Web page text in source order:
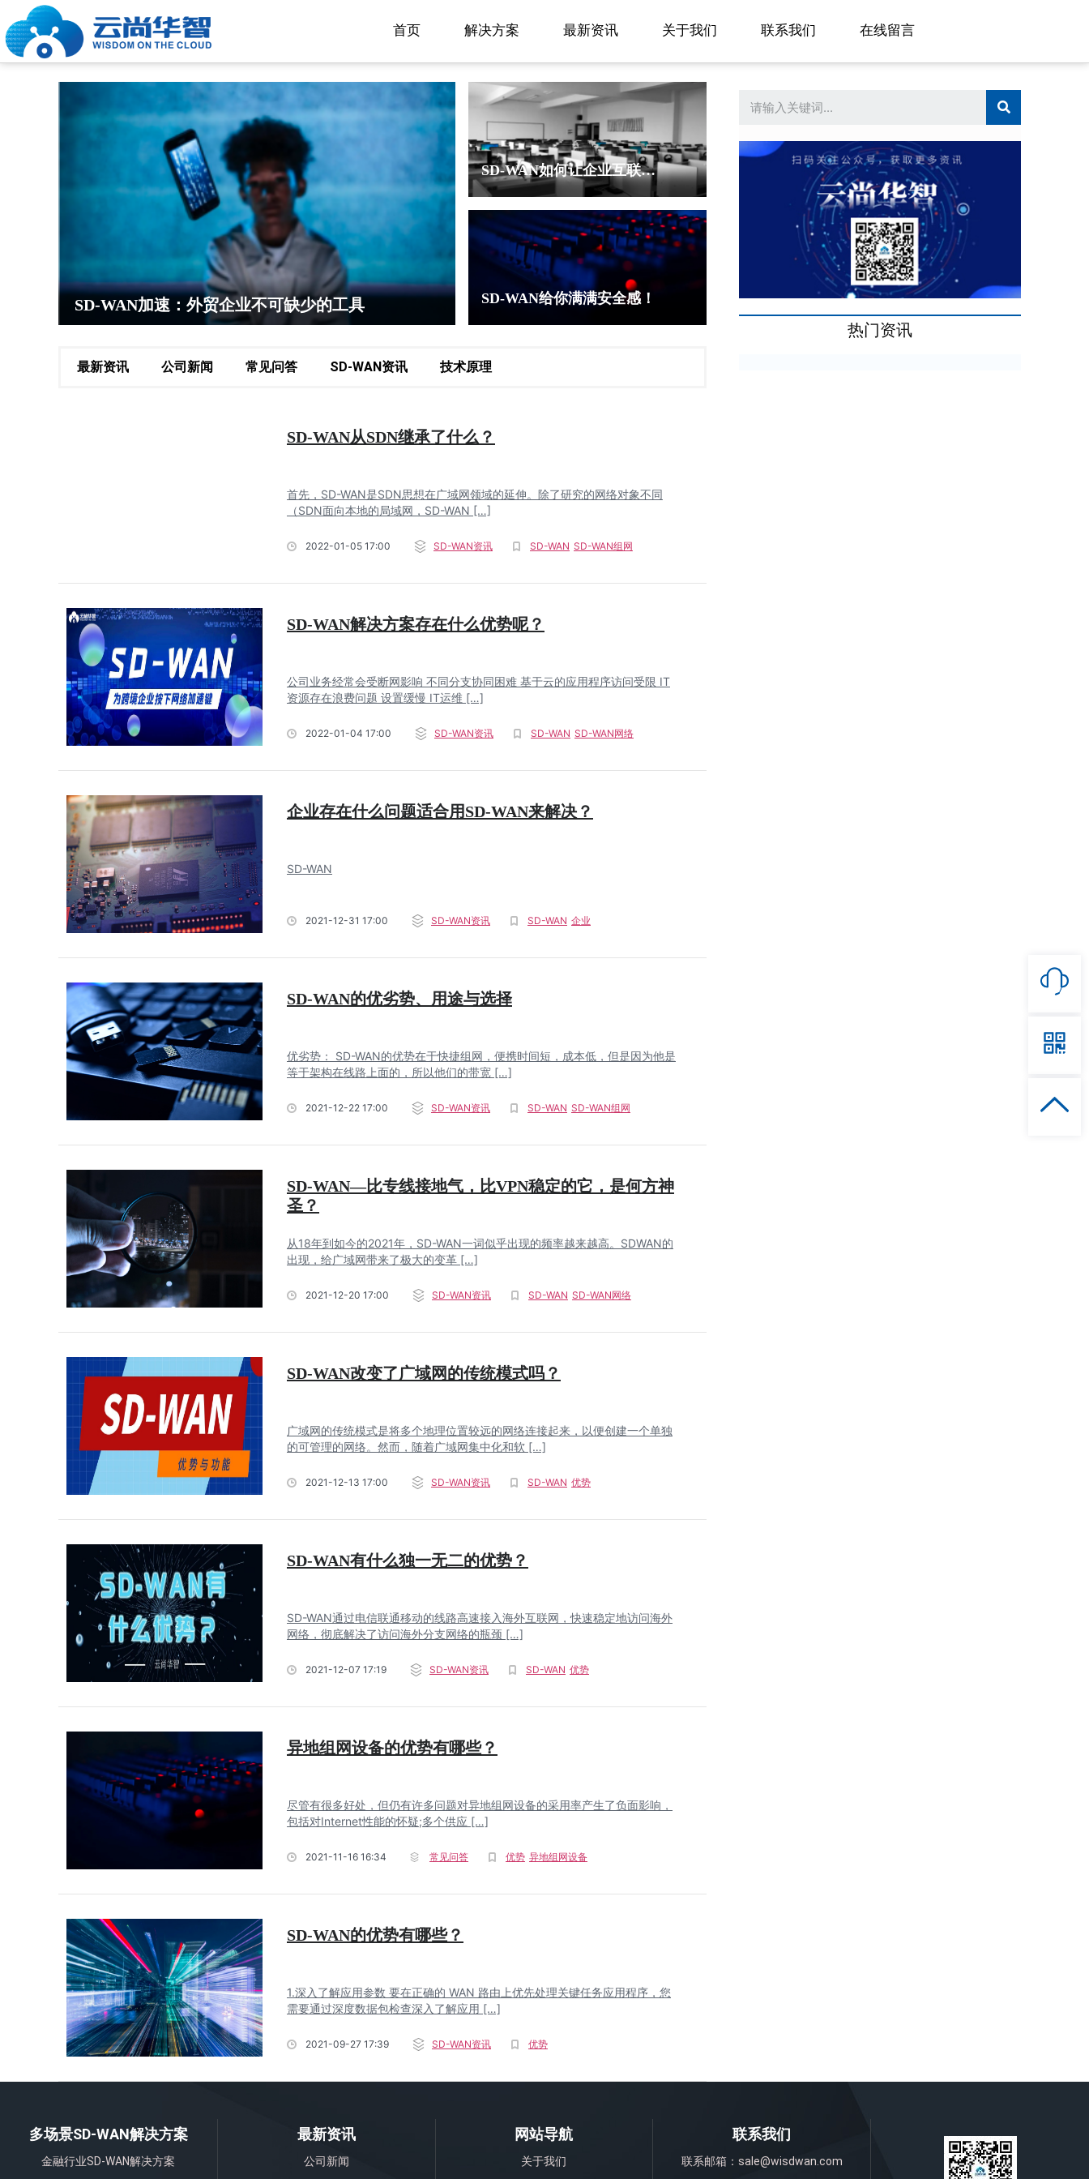
首页 解决方案 最新资讯 关于我们 联系我们 在线留言
SD-WAN加速：外贸企业不可缺少的工具 sd-wan产品的优势有哪些？ 想要轻松实现跨国加速？SD-
SD-WAN如何让企业互联网加速？
SD-WAN给你满满安全感！
最新资讯 公司新闻 常见问答 SD-WAN资讯 技术原理
SD-WAN从SDN继承了什么？
首先，SD-WAN是SDN思想在广域网领域的延伸。除了研究的网络对象不同
（SDN面向本地的局域网，SD-WAN […]
2022-01-05 17:00 SD-WAN资讯 SD-WAN SD-WAN组网
SD-WAN解决方案存在什么优势呢？
公司业务经常会受断网影响 不同分支协同困难 基于云的应用程序访问受限 IT
资源存在浪费问题 设置缓慢 IT运维 […]
2022-01-04 17:00 SD-WAN资讯 SD-WAN SD-WAN网络
企业存在什么问题适合用SD-WAN来解决？
SD-WAN
2021-12-31 17:00 SD-WAN资讯 SD-WAN 企业
SD-WAN的优劣势、用途与选择
优劣势： SD-WAN的优势在于快捷组网，便携时间短，成本低，但是因为他是
等于架构在线路上面的，所以他们的带宽 […]
2021-12-22 17:00 SD-WAN资讯 SD-WAN SD-WAN组网
SD-WAN—比专线接地气，比VPN稳定的它，是何方神
圣？
从18年到如今的2021年，SD-WAN一词似乎出现的频率越来越高。SDWAN的
出现，给广域网带来了极大的变革 […]
2021-12-20 17:00 SD-WAN资讯 SD-WAN SD-WAN网络
SD-WAN改变了广域网的传统模式吗？
广域网的传统模式是将多个地理位置较远的网络连接起来，以便创建一个单独
的可管理的网络。然而，随着广域网集中化和软 […]
2021-12-13 17:00 SD-WAN资讯 SD-WAN 优势
SD-WAN有什么独一无二的优势？
SD-WAN通过电信联通移动的线路高速接入海外互联网，快速稳定地访问海外
网络，彻底解决了访问海外分支网络的瓶颈 […]
2021-12-07 17:19 SD-WAN资讯 SD-WAN 优势
异地组网设备的优势有哪些？
尽管有很多好处，但仍有许多问题对异地组网设备的采用率产生了负面影响，
包括对Internet性能的怀疑;多个供应 […]
2021-11-16 16:34 常见问答 优势 异地组网设备
SD-WAN的优势有哪些？
1.深入了解应用参数 要在正确的 WAN 路由上优先处理关键任务应用程序，您
需要通过深度数据包检查深入了解应用 […]
2021-09-27 17:39 SD-WAN资讯 优势
热门资讯
多场景SD-WAN解决方案
金融行业SD-WAN解决方案
最新资讯
公司新闻
网站导航
关于我们
联系我们
联系邮箱： sale@wisdwan.com